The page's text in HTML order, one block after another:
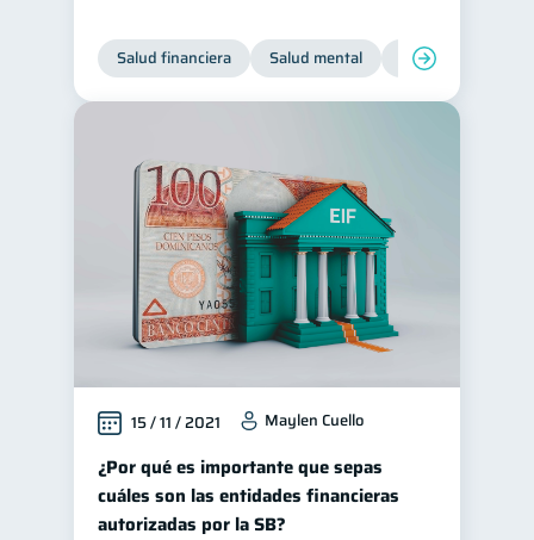
Salud financiera Salud mental Inclusión
15 / 11 / 2021 Maylen Cuello
¿Por qué es importante que sepas
cuáles son las entidades financieras
autorizadas por la SB?